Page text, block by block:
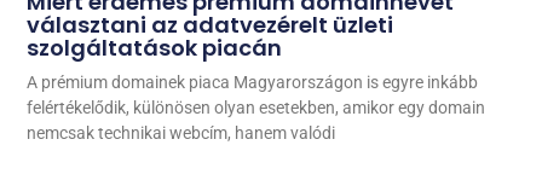
választani az adatvezérelt üzleti
szolgáltatások piacán
A prémium domainek piaca Magyarországon is egyre inkább
felértékelődik, különösen olyan esetekben, amikor egy domain
nemcsak technikai webcím, hanem valódi